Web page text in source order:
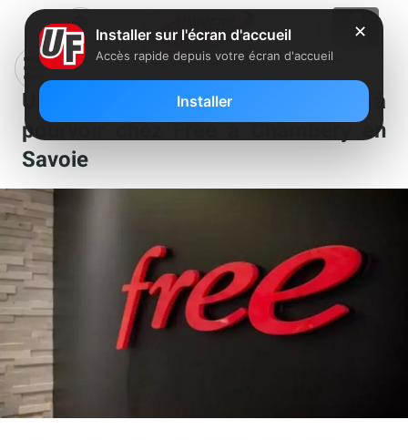
Un poste de manager boutique est à
pourvoir chez Free à Chambéry en
Savoie
✕
Installer sur l'écran d'accueil
Accès rapide depuis votre écran d'accueil
Installer